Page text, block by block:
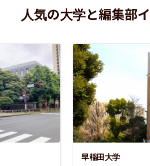
人気の大学と編集部
早稲田大学